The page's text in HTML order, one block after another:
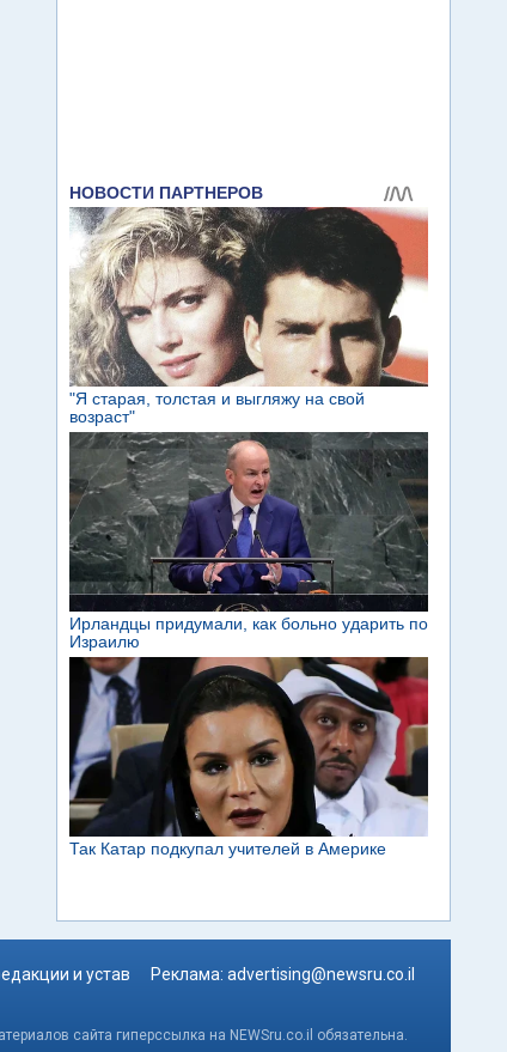
и устав Реклама: advertising@newsru.co.il
сайта гиперссылка на NEWSru.co.il обязательна.